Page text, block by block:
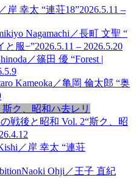
岸 幸太 “連荘18”2026.5.11 –
Nagamachi／長町 文聖 “
と服−”2026.5.11 – 2026.5.20
／篠田 優 “Forest |
Kameoka／亀岡 倫太郎 “奥
戦後と昭和 Vol. 2“斯ク、昭
／岸 幸太 “連荘
Naoki Ohji／王子 直紀